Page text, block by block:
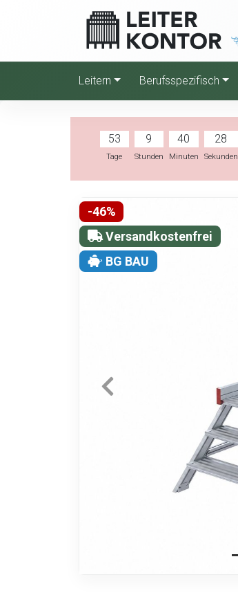
Leitern Berufsspezifisch
53
Tage
9
Stunden
40
Minuten
27
Sekunden
-46%
Versandkostenfrei
BG BAU